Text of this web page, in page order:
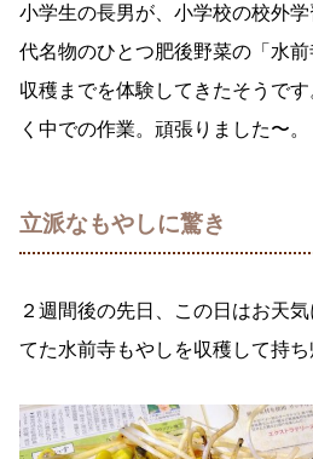
小学生の長男が、小学校の校外
代名物のひとつ肥後野菜の「水
収穫までを体験してきたそうで
く中での作業。頑張りました〜。
立派なもやしに驚き
２週間後の先日、この日はお天
てた水前寺もやしを収穫して持ち